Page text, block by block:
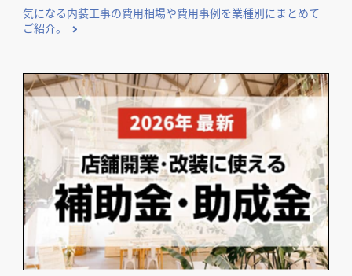
気になる内装工事の費用相場や費用事例を業種別にまとめて
ご紹介。